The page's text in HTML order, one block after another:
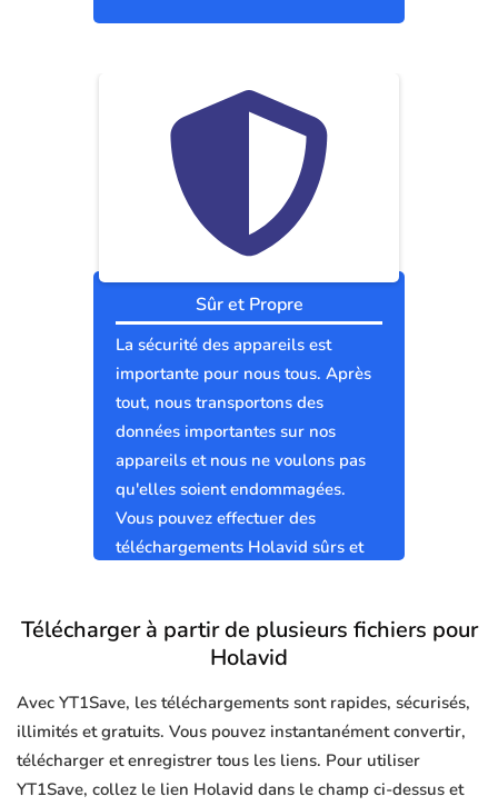
Sûr et Propre
La sécurité des appareils est
importante pour nous tous. Après
tout, nous transportons des
données importantes sur nos
appareils et nous ne voulons pas
qu'elles soient endommagées.
Vous pouvez effectuer des
téléchargements Holavid sûrs et
Télécharger à partir de plusieurs fichiers pour
Holavid
Avec YT1Save, les téléchargements sont rapides, sécurisés,
illimités et gratuits. Vous pouvez instantanément convertir,
télécharger et enregistrer tous les liens. Pour utiliser
YT1Save, collez le lien Holavid dans le champ ci-dessus et